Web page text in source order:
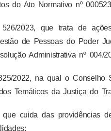
do Ato Normativo nº
2023, que trata de
de Pessoas do Poder
Administrativa nº 004/
2022, na qual o Conselho
Temáticos da Justiça do
cuida das providências